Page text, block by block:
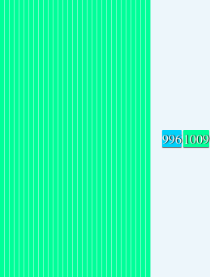
9961009